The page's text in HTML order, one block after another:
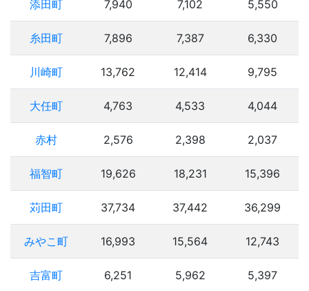
添田町 7,940 7,102 5,550
糸田町 7,896 7,387 6,330
川崎町 13,762 12,414 9,795
大任町 4,763 4,533 4,044
赤村 2,576 2,398 2,037
福智町 19,626 18,231 15,396
苅田町 37,734 37,442 36,299
みやこ町 16,993 15,564 12,743
吉富町 6,251 5,962 5,397